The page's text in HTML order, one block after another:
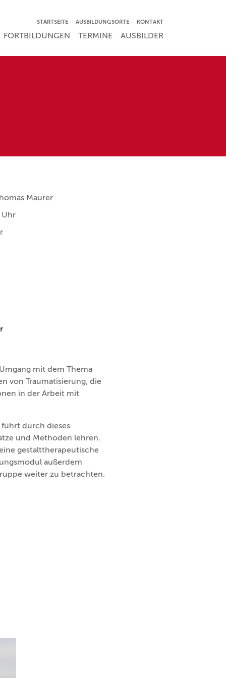
STARTSEITE AUSBILDUNGSORTE KONTAKT
FORTBILDUNGEN TERMINE AUSBILDER
Maurer
Uhr
mit dem Thema
von Traumatisierung, die
in der Arbeit mit
führt durch dieses
und Methoden lehren.
gestalttherapeutische
außerdem
weiter zu betrachten.